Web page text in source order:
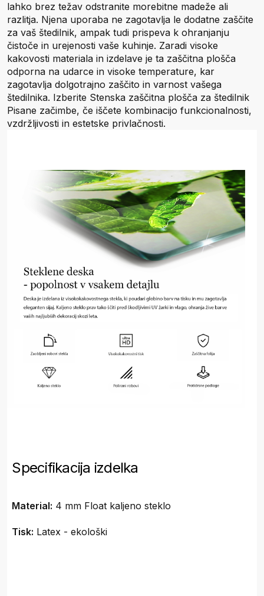
lahko brez težav odstranite morebitne madeže ali
razlitja. Njena uporaba ne zagotavlja le dodatne zaščite
za vaš štedilnik, ampak tudi prispeva k ohranjanju
čistoče in urejenosti vaše kuhinje. Zaradi visoke
kakovosti materiala in izdelave je ta zaščitna plošča
odporna na udarce in visoke temperature, kar
zagotavlja dolgotrajno zaščito in varnost vašega
štedilnika. Izberite Stenska zaščitna plošča za štedilnik
Pisane začimbe, če iščete kombinacijo funkcionalnosti,
vzdržljivosti in estetske privlačnosti.
Specifikacija izdelka
Material: 4 mm Float kaljeno steklo
Tisk: Latex - ekološki